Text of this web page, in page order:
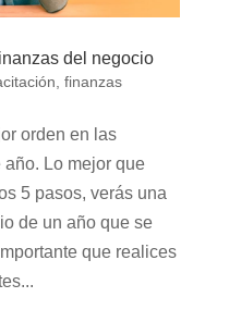
del negocio
, finanzas
orden en las
Lo mejor que
5 pasos, verás una
de un año que se
que realices